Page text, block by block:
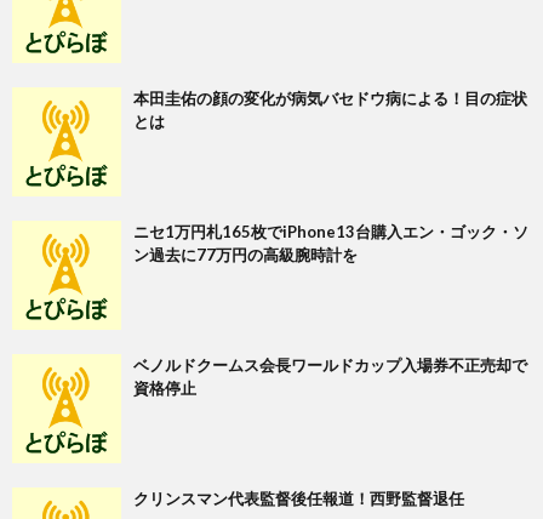
本田圭佑の顔の変化が病気バセドウ病による！目の症状
とは
ニセ1万円札165枚でiPhone13台購入エン・ゴック・ソ
ン過去に77万円の高級腕時計を
ベノルドクームス会長ワールドカップ入場券不正売却で
資格停止
クリンスマン代表監督後任報道！西野監督退任